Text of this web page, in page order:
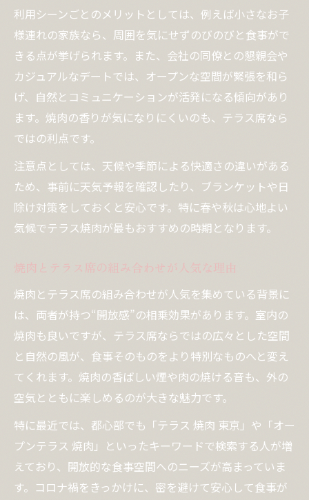
利用シーンごとのメリットとしては、例えば小さなお子
様連れの家族なら、周囲を気にせずのびのびと食事がで
きる点が挙げられます。また、会社の同僚との懇親会や
カジュアルなデートでは、オープンな空間が緊張を和ら
げ、自然とコミュニケーションが活発になる傾向があり
ます。焼肉の香りが気になりにくいのも、テラス席なら
ではの利点です。
注意点としては、天候や季節による快適さの違いがある
ため、事前に天気予報を確認したり、ブランケットや日
除け対策をしておくと安心です。特に春や秋は心地よい
気候でテラス焼肉が最もおすすめの時期となります。
焼肉とテラス席の組み合わせが人気な理由
焼肉とテラス席の組み合わせが人気を集めている背景に
は、両者が持つ“開放感”の相乗効果があります。室内の
焼肉も良いですが、テラス席ならではの広々とした空間
と自然の風が、食事そのものをより特別なものへと変え
てくれます。焼肉の香ばしい煙や肉の焼ける音も、外の
空気とともに楽しめるのが大きな魅力です。
特に最近では、都心部でも「テラス 焼肉 東京」や「オー
プンテラス 焼肉」といったキーワードで検索する人が増
えており、開放的な食事空間へのニーズが高まっていま
す。コロナ禍をきっかけに、密を避けて安心して食事が